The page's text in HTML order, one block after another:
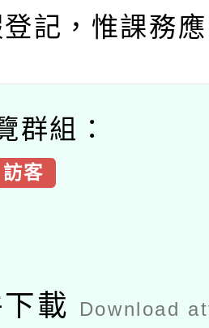
登記，惟課務
群組：
訪客
載 Download